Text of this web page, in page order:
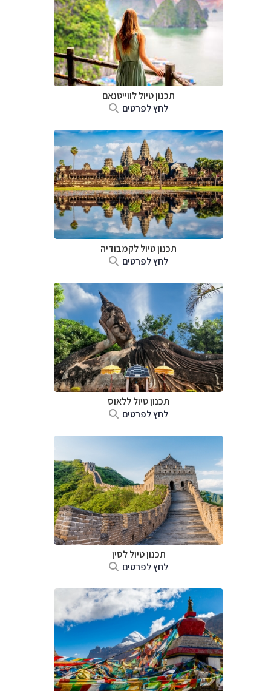
תכנון טיול לווייטנאם
לחץ לפרטים
תכנון טיוללקמבודיה
לחץ לפרטים
תכנון טיולללאוס
לחץ לפרטים
תכנון טיוללסין
לחץ לפרטים